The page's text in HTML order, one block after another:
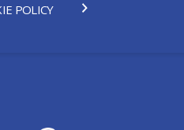
POLICY